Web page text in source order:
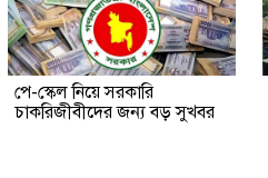
পে-স্কেল নিয়ে সরকারি
চাকরিজীবীদের জন্য বড় সুখবর